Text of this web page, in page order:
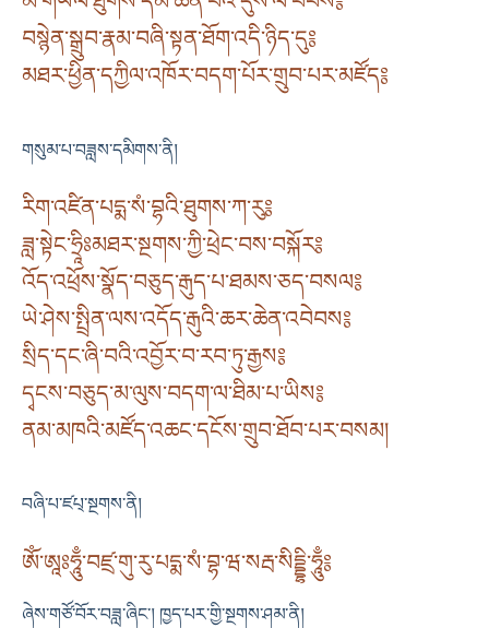
བསྙེན་སྒྲུབ་རྣམ་བཞི་སྟན་ཐོག་འདི་ཉིད་དུ༔
མཐར་ཕྱིན་དཀྱིལ་འཁོར་བདག་པོར་གྲུབ་པར་མཛོད༔
གསུམ་པ་བཟླས་དམིགས་ནི།
རིག་འཛིན་པདྨ་སཾ་བྷའི་ཐུགས་ཀ་རུ༔
ཟླ་སྟེང་ཧྲཱིཿམཐར་སྔགས་ཀྱི་ཕྲེང་བས་བསྐོར༔
འོད་འཕྲོས་སྣོད་བཅུད་རྒུད་པ་ཐམས་ཅད་བསལ༔
ཡེ་ཤེས་སྤྲིན་ལས་འདོད་རྒུའི་ཆར་ཆེན་འབེབས༔
སྲིད་དང་ཞི་བའི་འབྱོར་བ་རབ་ཏུ་རྒྱས༔
དྭངས་བཅུད་མ་ལུས་བདག་ལ་ཐིམ་པ་ཡིས༔
ནམ་མཁའི་མཛོད་འཆང་དངོས་གྲུབ་ཐོབ་པར་བསམ།
བཞི་པ་ཛཔ྄་སྔགས་ནི།
ཨོཾ་ཨཱཿཧཱུྃ་བཛྲ་གུ་རུ་པདྨ་སཾ་བྷ་ཝ་སརྦ་སིདྡྷི་ཧཱུྃ༔
ཞེས་གཙོ་བོར་བཟླ་ཞིང༌། ཁྱད་པར་གྱི་སྔགས་ཤམ་ནི།